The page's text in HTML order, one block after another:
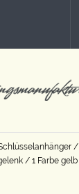
/
/ 1 Farbe gelb